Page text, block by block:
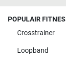
POPULAIR
Crosstrainer
Loopband